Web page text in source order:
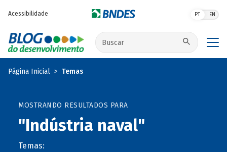
Acessibilidade PT EN
Buscar no site
Página Inicial Temas
MOSTRANDO RESULTADOS PARA
"Indústria naval"
Temas: